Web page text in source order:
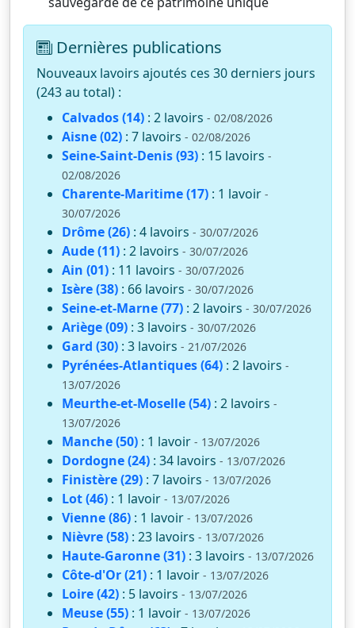
Dernières publications
Nouveaux lavoirs ajoutés ces 30 derniers jours
(243 au total) :
Calvados (14) : 2 lavoirs - 02/08/2026
Aisne (02) : 7 lavoirs - 02/08/2026
Seine-Saint-Denis (93) : 15 lavoirs -
02/08/2026
Charente-Maritime (17) : 1 lavoir -
30/07/2026
Drôme (26) : 4 lavoirs - 30/07/2026
Aude (11) : 2 lavoirs - 30/07/2026
Ain (01) : 11 lavoirs - 30/07/2026
Isère (38) : 66 lavoirs - 30/07/2026
Seine-et-Marne (77) : 2 lavoirs - 30/07/2026
Ariège (09) : 3 lavoirs - 30/07/2026
Gard (30) : 3 lavoirs - 21/07/2026
Pyrénées-Atlantiques (64) : 2 lavoirs -
13/07/2026
Meurthe-et-Moselle (54) : 2 lavoirs -
13/07/2026
Manche (50) : 1 lavoir - 13/07/2026
Dordogne (24) : 34 lavoirs - 13/07/2026
Finistère (29) : 7 lavoirs - 13/07/2026
Lot (46) : 1 lavoir - 13/07/2026
Vienne (86) : 1 lavoir - 13/07/2026
Nièvre (58) : 23 lavoirs - 13/07/2026
Haute-Garonne (31) : 3 lavoirs - 13/07/2026
Côte-d'Or (21) : 1 lavoir - 13/07/2026
Loire (42) : 5 lavoirs - 13/07/2026
Meuse (55) : 1 lavoir - 13/07/2026